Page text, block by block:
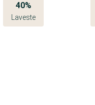
40%
Laveste